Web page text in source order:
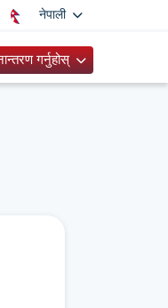
नेपाली
गर्नुहोस्